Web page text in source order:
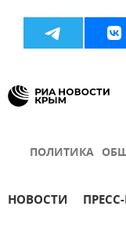
ПОЛИТИКА
НОВОСТИ